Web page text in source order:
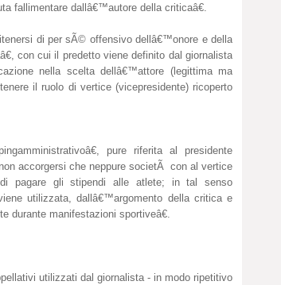
fallimentare dallâ€™autore della criticaâ€.
di per sÃ© offensivo dellâ€™onore e della
con cui il predetto viene definito dal giornalista
nella scelta dellâ€™attore (legittima ma
il ruolo di vertice (vicepresidente) ricoperto
pure riferita al presidente
accorgersi che neppure societÃ con al vertice
pagare gli stipendi alle atlete; in tal senso
utilizzata, dallâ€™argomento della critica e
durante manifestazioni sportiveâ€.
utilizzati dal giornalista - in modo ripetitivo